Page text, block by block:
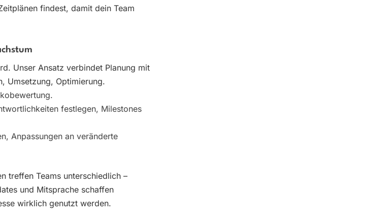
findest, damit dein Team
Unser Ansatz verbindet Planung mit
Umsetzung, Optimierung.
festlegen, Milestones
Anpassungen an veränderte
treffen Teams unterschiedlich –
und Mitsprache schaffen
wirklich genutzt werden.